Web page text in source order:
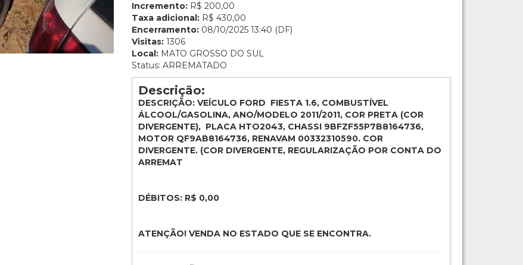
Incremento: R$ 200,00
Taxa adicional: R$ 430,00
Encerramento: 08/10/2025 13:40 (DF)
Visitas: 1306
Local: MATO GROSSO DO SUL
Status: ARREMATADO
Descrição:
DESCRIÇÃO: VEÍCULO FORD FIESTA 1.6, COMBUSTÍVEL
ÁLCOOL/GASOLINA, ANO/MODELO 2011/2011, COR PRETA (COR
DIVERGENTE), PLACA HTO2043, CHASSI 9BFZF55P7B8164736,
MOTOR QF9AB8164736, RENAVAM 00332310590. COR
DIVERGENTE. (COR DIVERGENTE, REGULARIZAÇÃO POR CONTA DO
ARREMAT
DÉBITOS: R$ 0,00
ATENÇÃO! VENDA NO ESTADO QUE SE ENCONTRA.